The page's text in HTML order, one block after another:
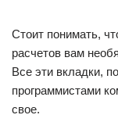
Стоит понимать,
расчетов вам
Все эти вкладки,
программистами
свое.